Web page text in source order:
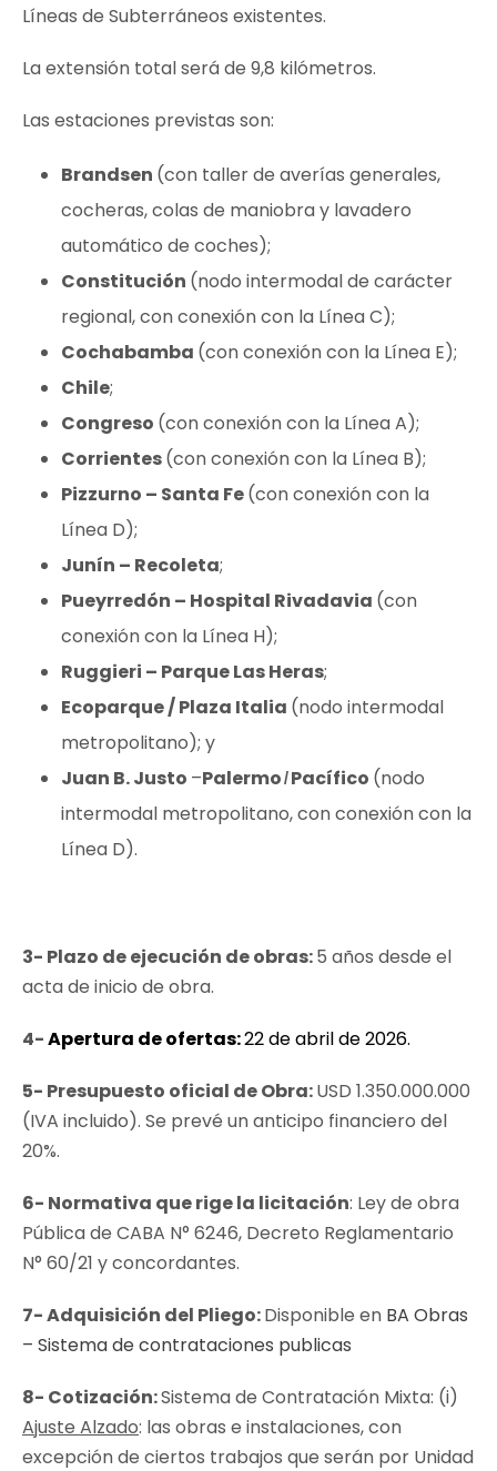
Líneas de Subterráneos existentes.
La extensión total será de 9,8 kilómetros.
Las estaciones previstas son:
Brandsen (con taller de averías generales,
cocheras, colas de maniobra y lavadero
automático de coches);
Constitución (nodo intermodal de carácter
regional, con conexión con la Línea C);
Cochabamba (con conexión con la Línea E);
Chile;
Congreso (con conexión con la Línea A);
Corrientes(con conexión con la Línea B);
Pizzurno – Santa Fe(con conexión con la
Línea D);
Junín – Recoleta;
Pueyrredón – Hospital Rivadavia (con
conexión con la Línea H);
Ruggieri – Parque Las Heras;
Ecoparque / Plaza Italia (nodo intermodal
metropolitano); y
Juan B. Justo –Palermo Pacífico (nodo
intermodal metropolitano, con conexión con la
Línea D).
3- Plazo de ejecución de obras:5 años desde el
acta de inicio de obra.
4-Apertura de ofertas:22 de abril de 2026.
5- Presupuesto oficial de Obra:USD 1.350.000.000
(IVA incluido). Se prevé un anticipo financiero del
20%.
6- Normativa que rige la licitación: Ley de obra
Pública de CABA N° 6246, Decreto Reglamentario
N° 60/21 y concordantes.
7-Adquisición del Pliego:Disponible en BA Obras
– Sistema de contrataciones publicas
8- Cotización:Sistema de Contratación Mixta: (i)
Ajuste Alzado: las obras e instalaciones, con
excepción de ciertos trabajos que serán por Unidad